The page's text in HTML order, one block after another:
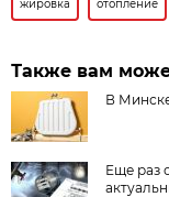
жировка отопление
Также вам
В
Еще раз